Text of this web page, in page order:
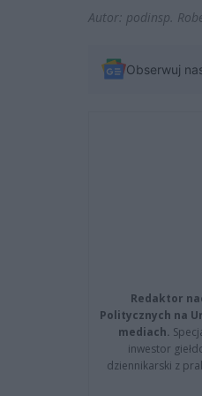
Autor: podinsp.
Obserwuj
Redaktor
Politycznych na
mediach.
inwestor
dziennikarski z